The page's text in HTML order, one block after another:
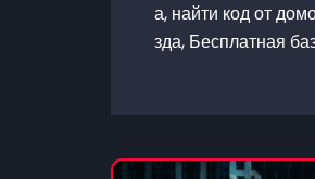
а, найти код от
зда, Бесплатная